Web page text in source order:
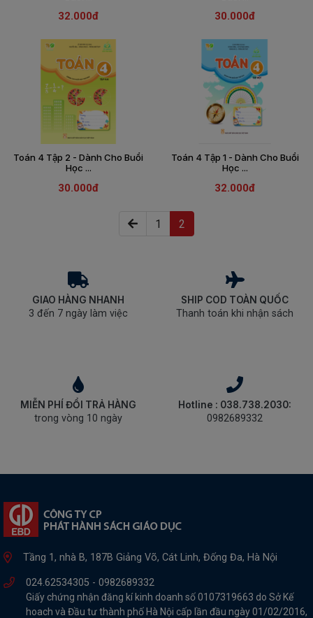
THIẾU
SÁCH
TIẾNG
SÁCH
VPP
CHƠI
32.000đ 30.000đ
Toán 4 Tập 2 - Dành Cho Buổi
Học ...
30.000đ
Toán 4 Tập 1 - Dành Cho Buổi
Học ...
32.000đ
1 2
GIAO HÀNG NHANH
3 đến 7 ngày làm việc
SHIP COD TOÀN QUỐC
Thanh toán khi nhận sách
MIỄN PHÍ ĐỔI TRẢ HÀNG
trong vòng 10 ngày
Hotline : 038.738.2030:
0982689332
Tầng 1, nhà B, 187B Giảng Võ, Cát Linh, Đống Đa, Hà Nội
024.62534305 - 0982689332
Giấy chứng nhận đăng kí kinh doanh số 0107319663 do Sở Kế
hoach và Đầu tư thành phố Hà Nội cấp lần đầu ngày 01/02/2016,